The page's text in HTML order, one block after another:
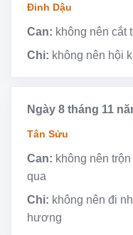
Đinh Dậu
Can: không nên cắt
Chi: không nên hội
Ngày 8 tháng 11
Tân Sửu
Can: không nên
qua
Chi: không nên đi
hương